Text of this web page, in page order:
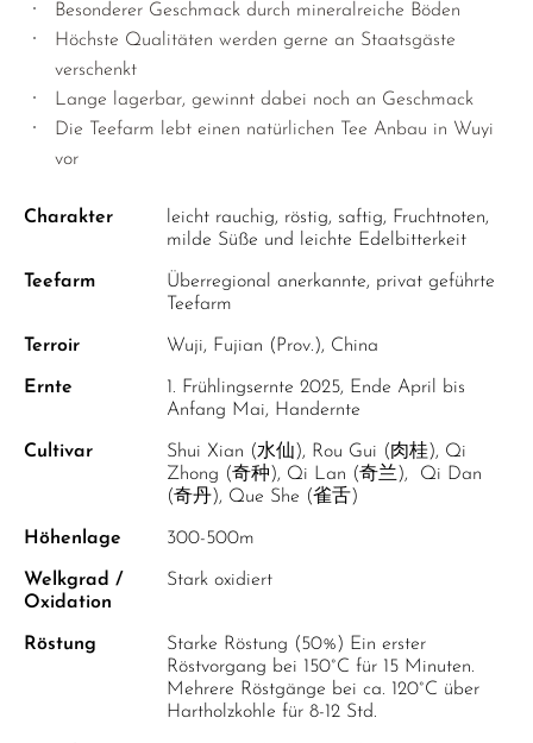
Besonderer Geschmack durch mineralreiche Böden
Höchste Qualitäten werden gerne an Staatsgäste
verschenkt
Lange lagerbar, gewinnt dabei noch an Geschmack
Die Teefarm lebt einen natürlichen Tee Anbau in Wuyi
vor
Charakter
leicht rauchig, röstig, saftig, Fruchtnoten,
milde Süße und leichte Edelbitterkeit
Teefarm
Überregional anerkannte, privat geführte
Teefarm
Terroir Wuji, Fujian (Prov.), China
Ernte
1. Frühlingsernte 2025, Ende April bis
Anfang Mai, Handernte
Cultivar
Shui Xian (水仙), Rou Gui (肉桂), Qi
Zhong (奇种), Qi Lan (奇兰), Qi Dan
(奇丹), Que She (雀舌)
Höhenlage 300-500m
Welkgrad /
Oxidation
Stark oxidiert
Röstung
Starke Röstung (50%) Ein erster
Röstvorgang bei 150°C für 15 Minuten.
Mehrere Röstgänge bei ca. 120°C über
Hartholzkohle für 8-12 Std.